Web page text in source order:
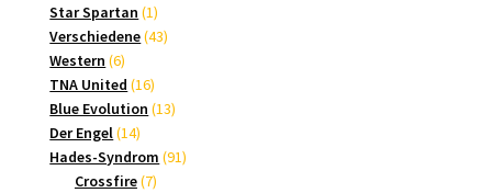
Star Spartan 11
Produkt
Verschiedene 4343
Western 66
Produkte
TNA United 1616
Produkte
Blue Evolution 1313
Der Engel 1414
Produkte
Hades-Syndrom 9191
Crossfire 77